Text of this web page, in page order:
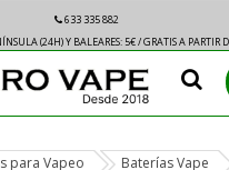
633 335 882
(24H) Y BALEARES: 5€ / GRATIS A PARTIR
para Vapeo Baterías Vape